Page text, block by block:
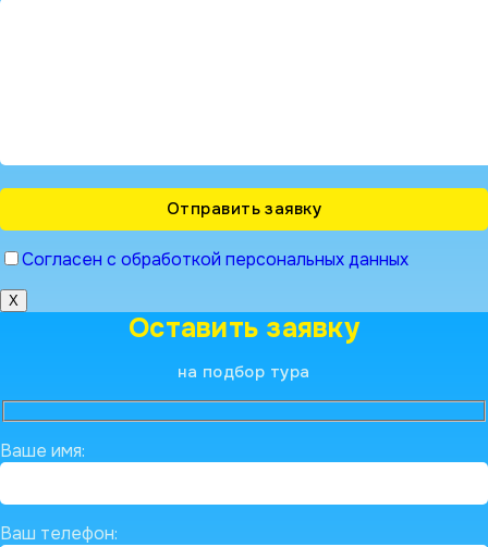
Согласен с обработкой персональных данных
X
Оставить заявку
на подбор тура
Ваше имя:
Ваш телефон: